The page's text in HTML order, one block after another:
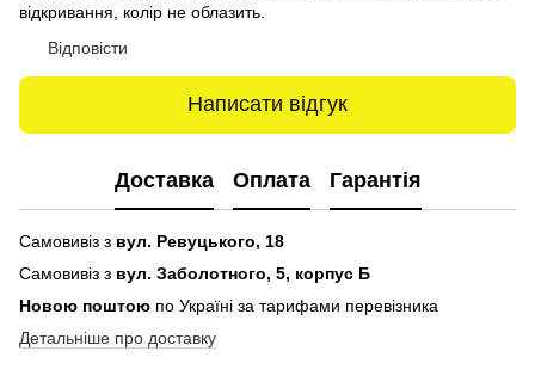
відкривання, колір не облазить.
Відповісти
Написати відгук
Доставка Оплата Гарантія
Самовивіз з вул. Ревуцького, 18
Самовивіз з вул. Заболотного, 5, корпус Б
Новою поштою по Україні за тарифами перевізника
Детальніше про доставку